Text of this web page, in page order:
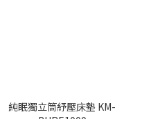
純眠獨立筒紓壓床墊 KM-